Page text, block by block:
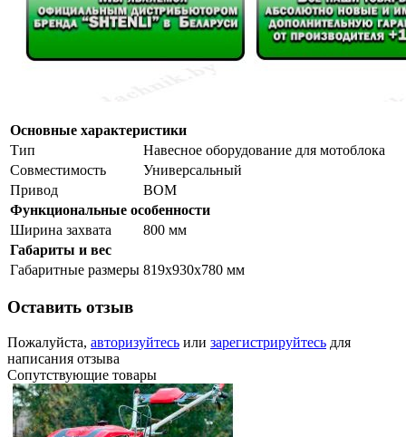
Основные характеристики
Тип
Навесное оборудование для мотоблока
Совместимость
Универсальный
Привод
ВОМ
Функциональные особенности
Ширина захвата
800 мм
Габариты и вес
Габаритные размеры 819х930х780 мм
Оставить отзыв
Пожалуйста, авторизуйтесь или зарегистрируйтесь для
написания отзыва
Сопутствующие товары